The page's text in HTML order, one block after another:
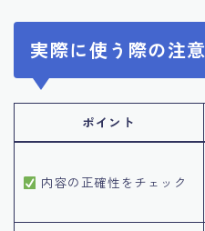
実際に使う際の注
ポイント
内容の正確性をチェック